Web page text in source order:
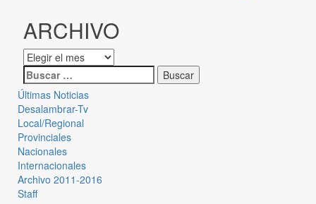
ARCHIVO
Últimas Noticias
Desalambrar-Tv
Local/Regional
Provinciales
Nacionales
Internacionales
Archivo 2011-2016
Staff